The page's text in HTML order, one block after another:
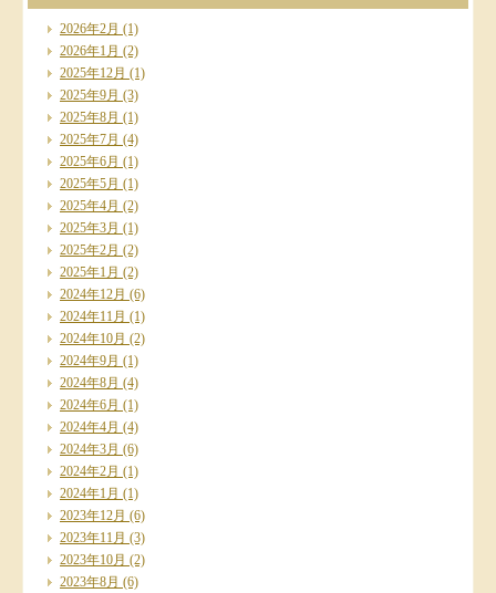
2026年2月 (1)
2026年1月 (2)
2025年12月 (1)
2025年9月 (3)
2025年8月 (1)
2025年7月 (4)
2025年6月 (1)
2025年5月 (1)
2025年4月 (2)
2025年3月 (1)
2025年2月 (2)
2025年1月 (2)
2024年12月 (6)
2024年11月 (1)
2024年10月 (2)
2024年9月 (1)
2024年8月 (4)
2024年6月 (1)
2024年4月 (4)
2024年3月 (6)
2024年2月 (1)
2024年1月 (1)
2023年12月 (6)
2023年11月 (3)
2023年10月 (2)
2023年8月 (6)